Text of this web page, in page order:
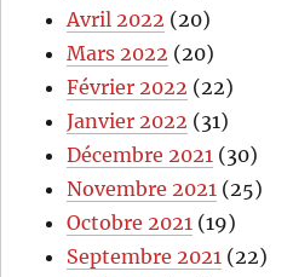
Avril 2022 (20)
Mars 2022 (20)
Février 2022 (22)
Janvier 2022 (31)
Décembre 2021 (30)
Novembre 2021 (25)
Octobre 2021 (19)
Septembre 2021 (22)